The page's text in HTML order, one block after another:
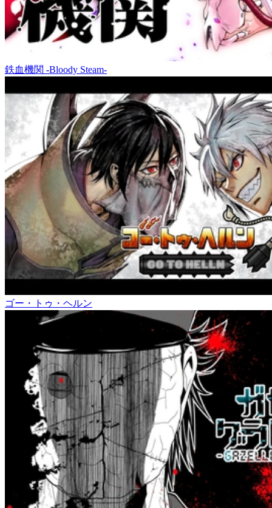
鉄血機関 -Bloody Steam-
ゴー・トゥ・ヘルン